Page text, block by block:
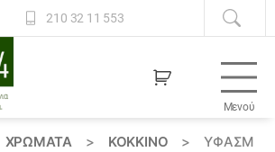
210 32 11 553
Μενού
ΧΡΏΜΑΤΑ > ΚΟΚΚΙΝΟ >
ΎΦΑΣΜ